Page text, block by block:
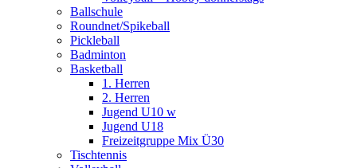
Ballschule
Roundnet/Spikeball
Pickleball
Badminton
Basketball
1. Herren
2. Herren
Jugend U10 w
Jugend U18
Freizeitgruppe Mix Ü30
Tischtennis